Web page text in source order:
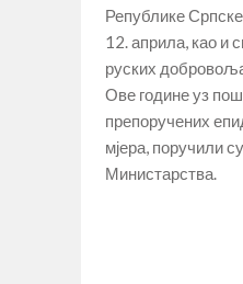
Републике
12. априла, као и
руских
Ове године уз
препоручених
мјера, поручили
Министарства.